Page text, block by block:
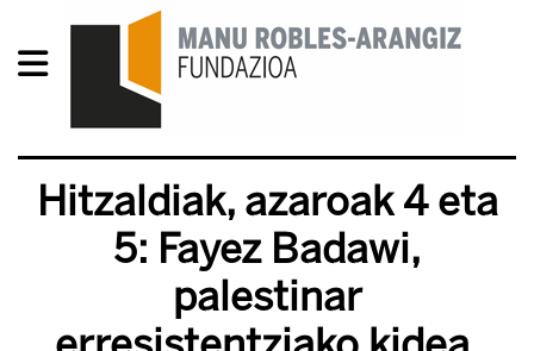
Hitzaldiak, azaroak 4 eta
5: Fayez Badawi,
palestinar